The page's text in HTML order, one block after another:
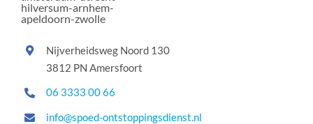
Nijverheidsweg Noord 130
3812 PN Amersfoort
06 3333 00 66
info@spoed-ontstoppingsdienst.nl